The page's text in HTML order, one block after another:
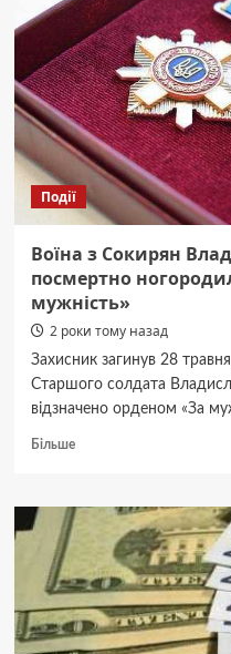
захисниками,
які
загинули
на
війні
з
росіянами
Події
Воїна з Сокирян
посмертно
мужність»
2 роки тому назад
Захисник загинув 28
Старшого солдата
відзначено орденом «За
БільшеДокладніше
з
Сокирян
Владислава
Чабана
посмертно
ногородили
орденом